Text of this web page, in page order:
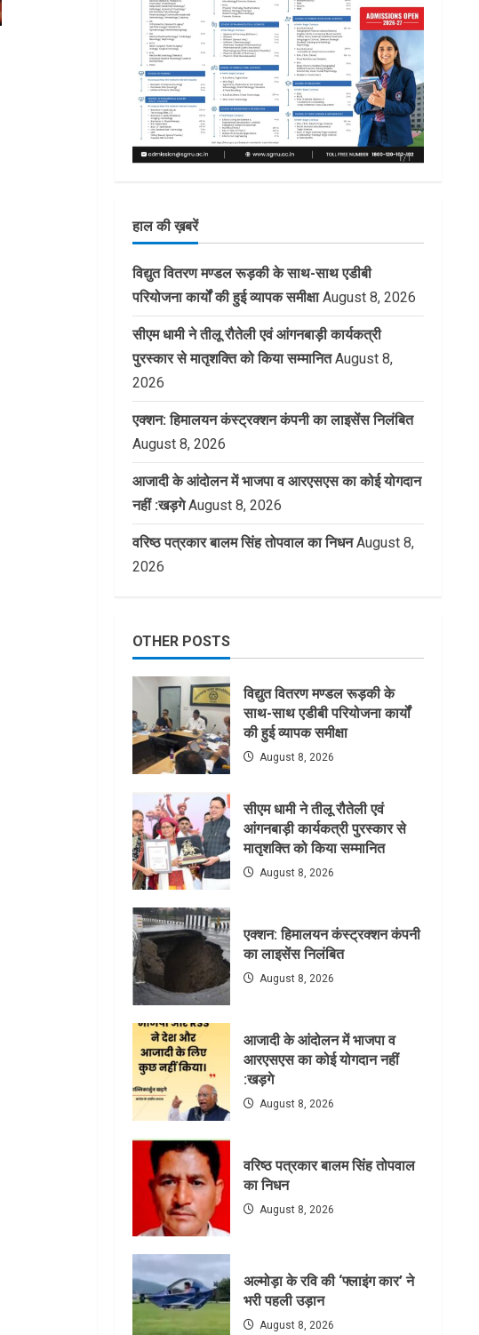
हाल की ख़बरें
विद्युत वितरण मण्डल रूड़की के साथ-साथ एडीबी
परियोजना कार्यों की हुई व्यापक समीक्षा August 8, 2026
सीएम धामी ने तीलू रौतेली एवं आंगनबाड़ी कार्यकत्री
पुरस्कार से मातृशक्ति को किया सम्मानित August 8,
2026
एक्शन: हिमालयन कंस्ट्रक्शन कंपनी का लाइसेंस निलंबित
August 8, 2026
आजादी के आंदोलन में भाजपा व आरएसएस का कोई योगदान
नहीं :खड़गे August 8, 2026
वरिष्ठ पत्रकार बालम सिंह तोपवाल का निधन August 8,
2026
OTHER POSTS
विद्युत वितरण मण्डल रूड़की के
साथ-साथ एडीबी परियोजना कार्यों
की हुई व्यापक समीक्षा
August 8, 2026
सीएम धामी ने तीलू रौतेली एवं
आंगनबाड़ी कार्यकत्री पुरस्कार से
मातृशक्ति को किया सम्मानित
August 8, 2026
एक्शन: हिमालयन कंस्ट्रक्शन कंपनी
का लाइसेंस निलंबित
August 8, 2026
आजादी के आंदोलन में भाजपा व
आरएसएस का कोई योगदान नहीं
:खड़गे
August 8, 2026
वरिष्ठ पत्रकार बालम सिंह तोपवाल
का निधन
August 8, 2026
अल्मोड़ा के रवि की ‘फ्लाइंग कार’ ने
भरी पहली उड़ान
August 8, 2026